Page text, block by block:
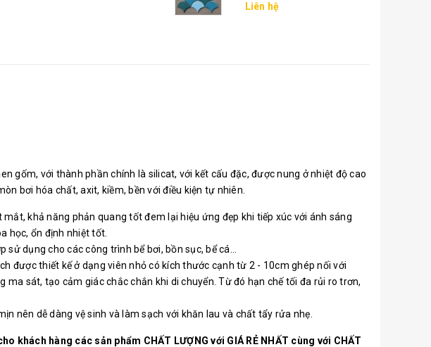
Liên hệ
gốm, với thành phần chính là silicat, với kết cấu đặc, được nung ở nhiệt độ cao
bơi hóa chất, axit, kiềm, bền với điều kiện tự nhiên.
khả năng phản quang tốt đem lại hiệu ứng đẹp khi tiếp xúc với ánh sáng
học, ổn định nhiệt tốt.
dụng cho các công trình bể bơi, bồn sục, bể cá...
được thiết kế ở dạng viên nhỏ có kích thước cạnh từ 2 - 10cm ghép nối với
sát, tạo cảm giác chắc chắn khi di chuyển. Từ đó hạn chế tối đa rủi ro trơn,
nên dễ dàng vệ sinh và làm sạch với khăn lau và chất tẩy rửa nhẹ.
hàng các sản phẩm CHẤT LƯỢNG với GIÁ RẺ NHẤT cùng với CHẤT